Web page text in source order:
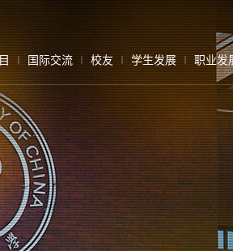
国际交流 校友 学生发展 职业发